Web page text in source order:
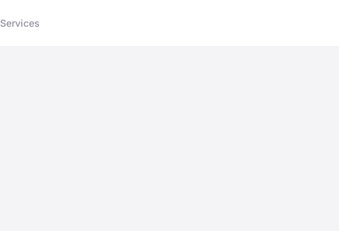
Services